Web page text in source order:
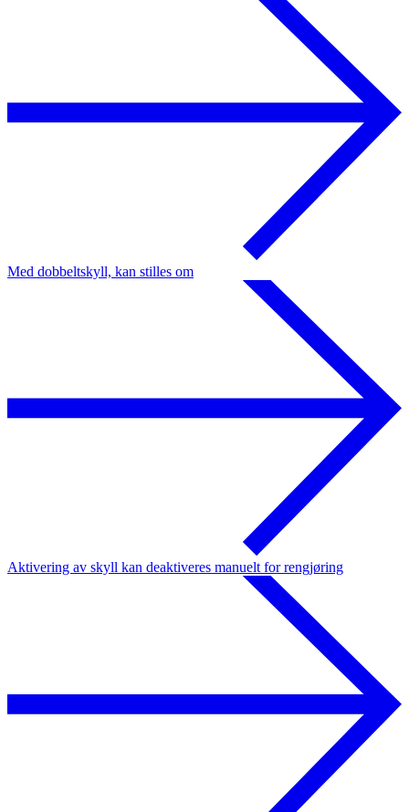
Med dobbeltskyll, kan stilles om
Aktivering av skyll kan deaktiveres manuelt for rengjøring